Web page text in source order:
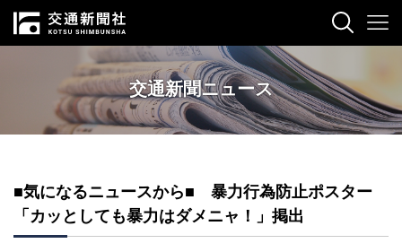
交通新聞ニュース
■気になるニュースから■ 暴力行為防止ポスター
「カッとしても暴力はダメニャ！」掲出